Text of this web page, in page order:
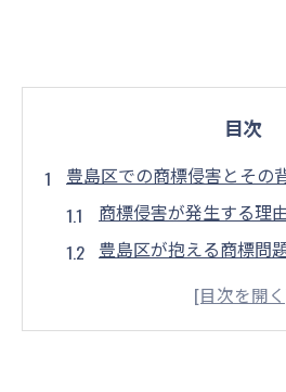
目次
豊島区での商標侵害とその
商標侵害が発生する理
豊島区が抱える商標問
地域特性が影響する商